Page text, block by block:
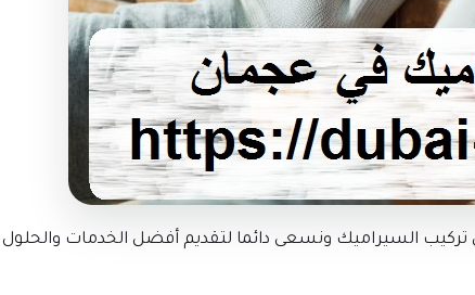
السيراميك ونسعى دائما لتقديم أفضل الخدمات والحلول